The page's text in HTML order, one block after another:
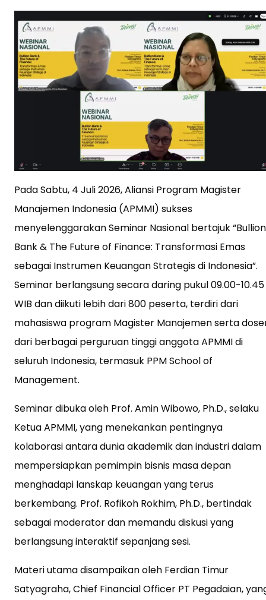
Pada Sabtu, 4 Juli 2026, Aliansi Program Magister
Manajemen Indonesia (APMMI) sukses
menyelenggarakan Seminar Nasional bertajuk “Bullion
Bank & The Future of Finance: Transformasi Emas
sebagai Instrumen Keuangan Strategis di Indonesia”.
Seminar berlangsung secara daring pukul 09.00-10.45
WIB dan diikuti lebih dari 800 peserta, terdiri dari
mahasiswa program Magister Manajemen serta
dari berbagai perguruan tinggi anggota APMMI di
seluruh Indonesia, termasuk PPM School of
Management.
Seminar dibuka oleh Prof. Amin Wibowo, Ph.D., selaku
Ketua APMMI, yang menekankan pentingnya
kolaborasi antara dunia akademik dan industri dalam
mempersiapkan pemimpin bisnis masa depan
menghadapi lanskap keuangan yang terus
berkembang. Prof. Rofikoh Rokhim, Ph.D., bertindak
sebagai moderator dan memandu diskusi yang
berlangsung interaktif sepanjang sesi.
Materi utama disampaikan oleh Ferdian Timur
Satyagraha, Chief Financial Officer PT Pegadaian,